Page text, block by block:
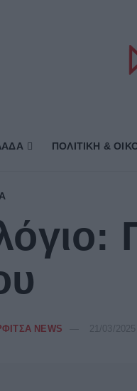
ΠΟΛΙΤΙΚΗ &
NEWS 21/03/2025